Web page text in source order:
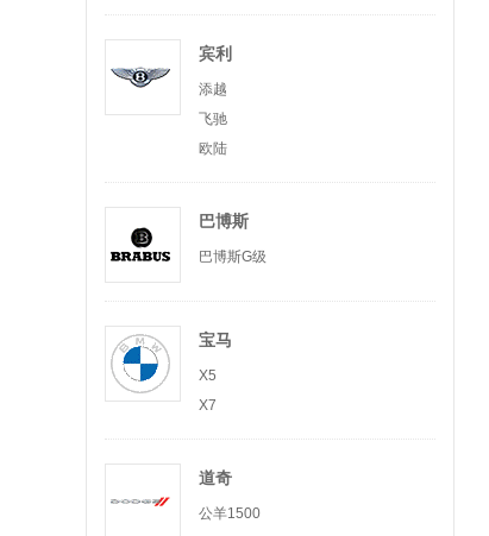
宾利
添越
飞驰
欧陆
巴博斯
巴博斯G级
宝马
X5
X7
道奇
公羊1500